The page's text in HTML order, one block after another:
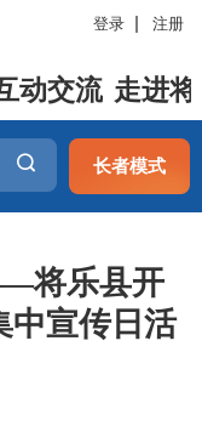
登录 注册
动交流 走进
长者模式
将乐县开
中宣传日活